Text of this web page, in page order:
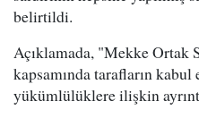
belirtildi.
Açıklamada, "Mekke Ortak
kapsamında tarafların
yükümlülüklere ilişkin